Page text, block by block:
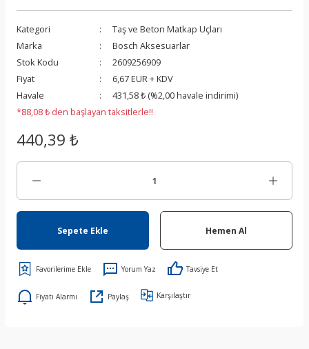
Kategori
Taş ve Beton Matkap Uçları
Marka
Bosch Aksesuarlar
Stok Kodu
2609256909
Fiyat
6,67 EUR + KDV
Havale
431,58 ₺ (%2,00 havale indirimi)
*88,08 ₺ den başlayan taksitlerle!!
440,39 ₺
Sepete Ekle Hemen Al
Yorum Yaz Tavsiye Et
Fiyatı Alarmı Paylaş Karşılaştır